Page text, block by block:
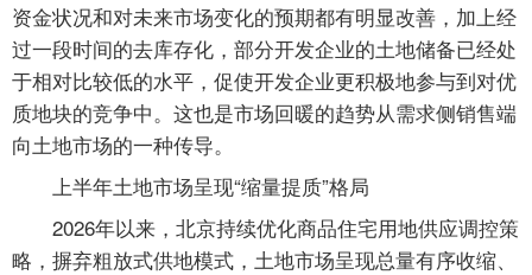
资金状况和对未来市场变化的预期都有明显改善，加上经
过一段时间的去库存化，部分开发企业的土地储备已经处
于相对比较低的水平，促使开发企业更积极地参与到对优
质地块的竞争中。这也是市场回暖的趋势从需求侧销售端
向土地市场的一种传导。
上半年土地市场呈现“缩量提质”格局
2026年以来，北京持续优化商品住宅用地供应调控策
略，摒弃粗放式供地模式，土地市场呈现总量有序收缩、